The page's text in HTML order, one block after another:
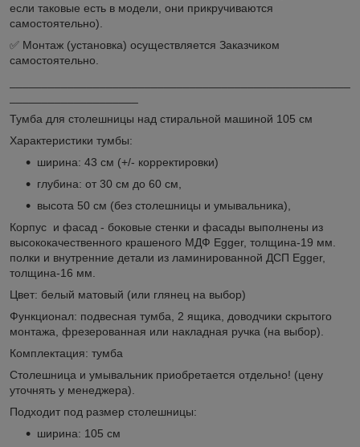
если таковые есть в модели, они прикручиваются
самостоятельно).
✅ Монтаж (установка) осуществляется Заказчиком
самостоятельно.
Тумба для столешницы над стиральной машиной 105 см
Характеристики тумбы:
ширина: 43 см (+/- корректировки)
глубина: от 30 см до 60 см,
высота 50 см (без столешницы и умывальника),
Корпус и фасад - боковые стенки и фасады выполнены из
высококачественного крашеного МДФ Egger, толщина-19 мм.
полки и внутренние детали из ламинированной ДСП Egger,
толщина-16 мм.
Цвет: белый матовый (или глянец на выбор)
Функционал: подвесная тумба, 2 ящика, доводчики скрытого
монтажа, фрезерованная или накладная ручка (на выбор).
Комплектация: тумба
Столешница и умывальник приобретается отдельно! (цену
уточнять у менеджера).
Подходит под размер столешницы:
ширина: 105 см